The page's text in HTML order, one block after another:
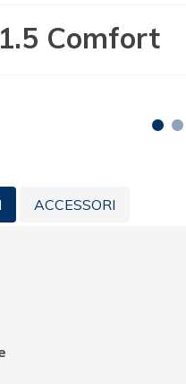
Comfort
ACCESSORI